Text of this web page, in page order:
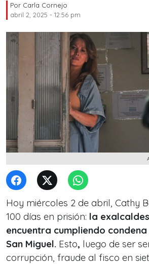
Por Carla Cornejo
abril 2, 2025 - 12:56 pm
Hoy miércoles 2 de abril, Cathy
100 días en prisión: la
encuentra cumpliendo
San Miguel. Esto, luego de ser
corrupción, fraude al fisco en